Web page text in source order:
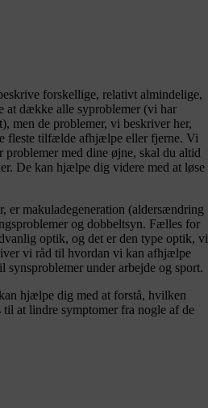
forskellige, relativt almindelige,
at dække alle syproblemer (vi har
men de problemer, vi beskriver her,
fleste tilfælde afhjælpe eller fjerne. Vi
problemer med dine øjne, skal du altid
De kan hjælpe dig videre med at løse
er makuladegeneration (aldersændring
og dobbeltsyn. Fælles for
optik, og det er den type optik, vi
vi råd til hvordan vi kan afhjælpe
under arbejde og sport.
hjælpe dig med at forstå, hvilken
at lindre symptomer fra nogle af de